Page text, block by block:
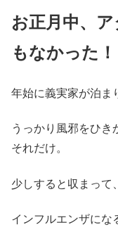
お正月中、
もなかった！
年始に義実家が泊ま
うっかり風邪をひき
それだけ。
少しすると収まって、
インフルエンザにな